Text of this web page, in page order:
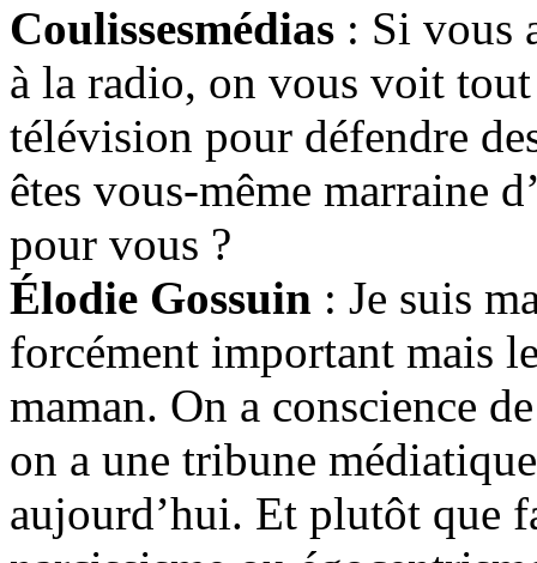
Coulissesmédias : Si vous
à la radio, on vous voit
télévision pour défendre
êtes vous-même marraine
pour vous ?
Élodie Gossuin : Je suis
forcément important mais
maman. On a conscience
on a une tribune
aujourd’hui. Et plutôt que